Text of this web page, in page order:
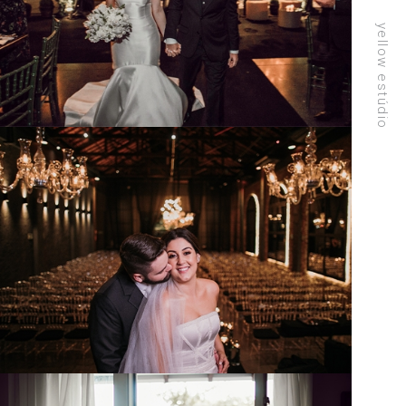
yellow estúdio
&